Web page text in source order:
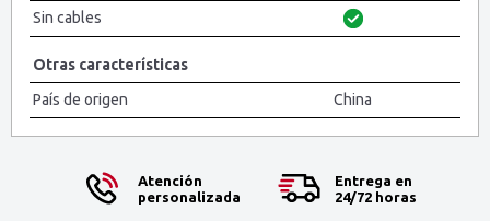
Sin cables
Otras características
País de origen
China
Atención
personalizada
Entrega en
24/72 horas